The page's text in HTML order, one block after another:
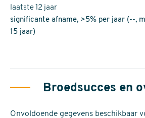
laatste 12 jaar
significante afname, >5% per jaar (--,
15 jaar)
Broedsucces en
Onvoldoende gegevens beschikbaar